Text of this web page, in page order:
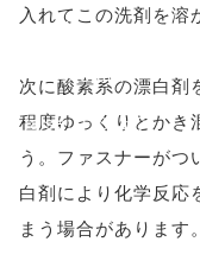
scrollbars=yes'
); return
false;"> シェア
入れてこの洗剤を溶
次に酸素系の漂白剤
程度ゆっくりとかき
う。ファスナーがつ
白剤により化学反応
まう場合があります。